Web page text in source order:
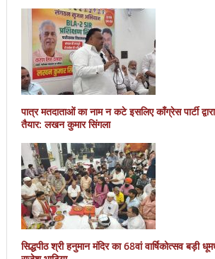
पात्र मतदाताओं का नाम न कटे इसलिए काँग्रेस पार्टी
तैयार: लखन कुमार सिंगला
सिद्धपीठ श्री हनुमान मंदिर का 68वां वार्षिकोत्सव बड़ी